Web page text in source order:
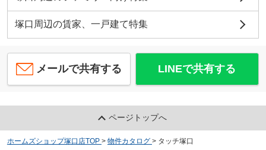
塚口周辺の賃家、一戸建て特集
メールで共有する LINEで共有する
ページトップへ
ホームズショップ塚口店TOP > 物件カタログ > タッチ塚口